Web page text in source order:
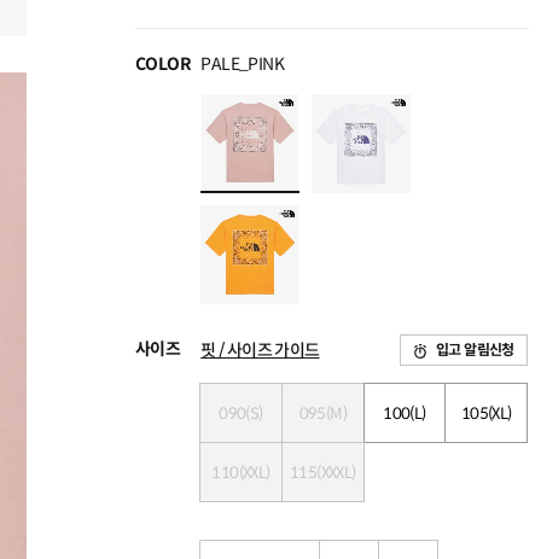
COLOR PALE_PINK
사이즈 핏 / 사이즈 가이드 입고 알림신청
090(S) 095(M) 100(L) 105(XL)
110(XXL) 115(XXXL)